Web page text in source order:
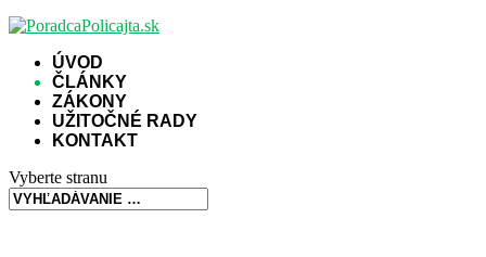
ÚVOD
ČLÁNKY
ZÁKONY
UŽITOČNÉ RADY
KONTAKT
Vyberte stranu